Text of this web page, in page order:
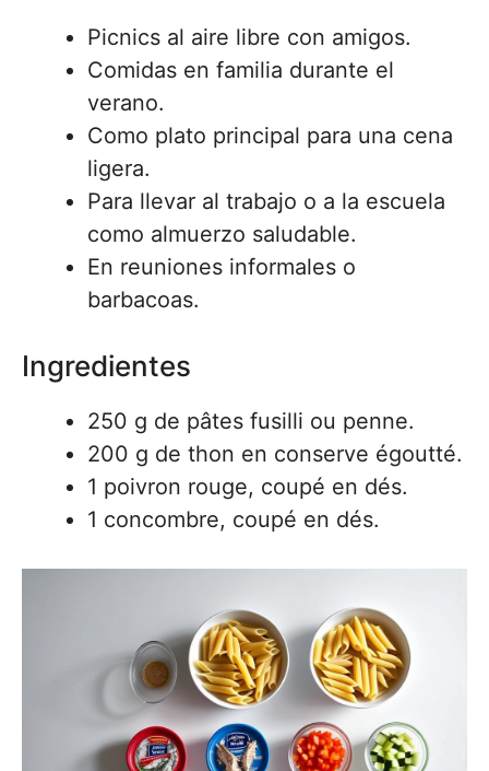
Picnics al aire libre con amigos.
Comidas en familia durante el
verano.
Como plato principal para una cena
ligera.
Para llevar al trabajo o a la escuela
como almuerzo saludable.
En reuniones informales o
barbacoas.
Ingredientes
250 g de pâtes fusilli ou penne.
200 g de thon en conserve égoutté.
1 poivron rouge, coupé en dés.
1 concombre, coupé en dés.